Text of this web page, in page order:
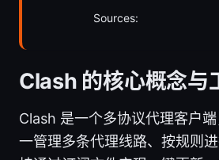
Sources:
Clash 的核心概念与
Clash 是一个多协议代理客户
一管理多条代理线路、按规则